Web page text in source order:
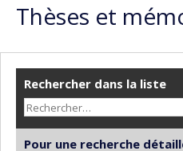
Thèses et
Rechercher dans la liste
Pour une recherche